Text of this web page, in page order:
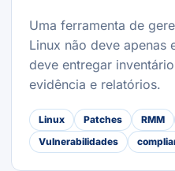
Uma ferramenta de
Linux não deve apenas
deve entregar
evidência e relatórios.
Linux Patches RMM
Vulnerabilidades